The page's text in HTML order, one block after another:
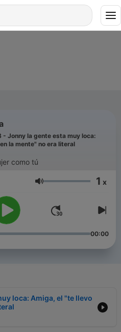
- Jonny la gente esta muy loca:
la mente" no era literal
como tú
Volumen 1 x
00:00
loca: Amiga, el "te llevo